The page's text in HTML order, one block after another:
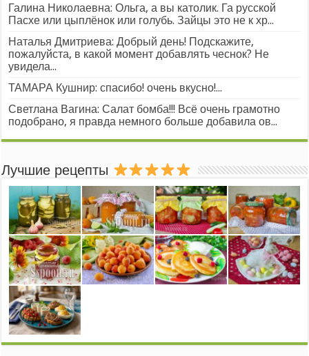
Галина Николаевна: Ольга, а вы католик. Га русской
Пасхе или цыплёнок или голубь. Зайцы это не к хр...
Наталья Дмитриева: Добрый день! Подскажите,
пожалуйста, в какой момент добавлять чеснок? Не
увидела...
ТАМАРА Кушнир: спасибо! очень вкусно!...
Светлана Вагина: Салат бомба!!! Всё очень грамотно
подобрано, я правда немного больше добавила ов...
Лучшие рецепты